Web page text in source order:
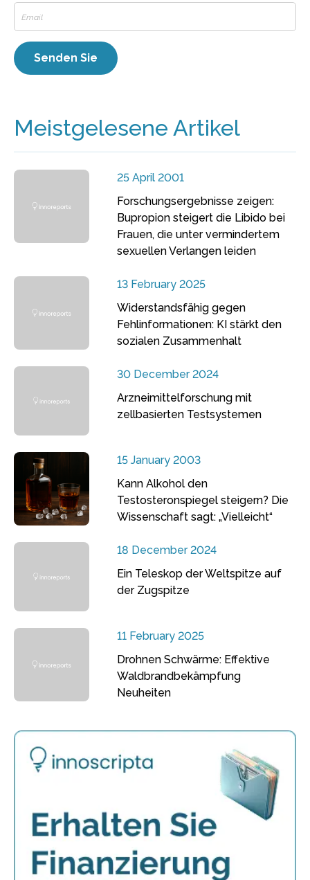
Meistgelesene Artikel
25 April 2001
Forschungsergebnisse zeigen:
Bupropion steigert die Libido bei
Frauen, die unter vermindertem
sexuellen Verlangen leiden
13 February 2025
Widerstandsfähig gegen
Fehlinformationen: KI stärkt den
sozialen Zusammenhalt
30 December 2024
Arzneimittelforschung mit
zellbasierten Testsystemen
15 January 2003
Kann Alkohol den
Testosteronspiegel steigern? Die
Wissenschaft sagt: „Vielleicht“
18 December 2024
Ein Teleskop der Weltspitze auf
der Zugspitze
11 February 2025
Drohnen Schwärme: Effektive
Waldbrandbekämpfung
Neuheiten